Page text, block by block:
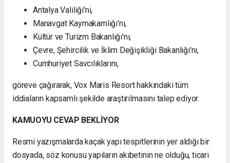
Antalya Valiliği'ni,
Manavgat Kaymakamlığı'nı,
Kültür ve Turizm Bakanlığı'nı,
Çevre, Şehircilik ve İklim Değişikliği Bakanlığı'nı,
Cumhuriyet Savcılıklarını,
göreve çağırarak, Vox Maris Resort hakkındaki tüm
iddiaların kapsamlı şekilde araştırılmasını talep ediyor.
KAMUOYU CEVAP BEKLİYOR
Resmi yazışmalarda kaçak yapı tespitlerinin yer aldığı bir
dosyada, söz konusu yapıların akıbetinin ne olduğu, ticari